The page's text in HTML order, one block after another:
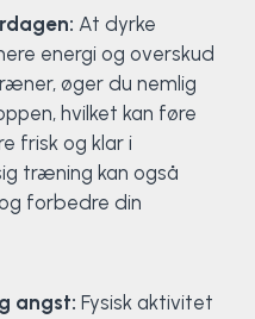
At dyrke
energi og overskud
øger du nemlig
hvilket kan føre
frisk og klar i
træning kan også
forbedre din
angst: Fysisk aktivitet